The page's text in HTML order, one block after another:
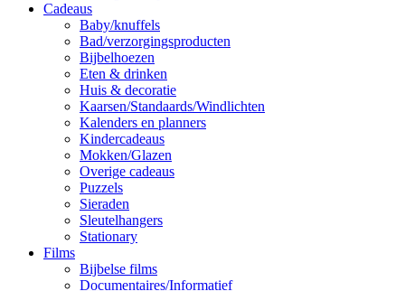
Cadeaus
Baby/knuffels
Bad/verzorgingsproducten
Bijbelhoezen
Eten & drinken
Huis & decoratie
Kaarsen/Standaards/Windlichten
Kalenders en planners
Kindercadeaus
Mokken/Glazen
Overige cadeaus
Puzzels
Sieraden
Sleutelhangers
Stationary
Films
Bijbelse films
Documentaires/Informatief